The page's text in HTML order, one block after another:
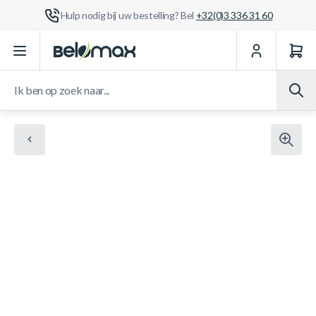
Hulp nodig bij uw bestelling? Bel +32(0)3 336 31 60
Ga naar de inhoud